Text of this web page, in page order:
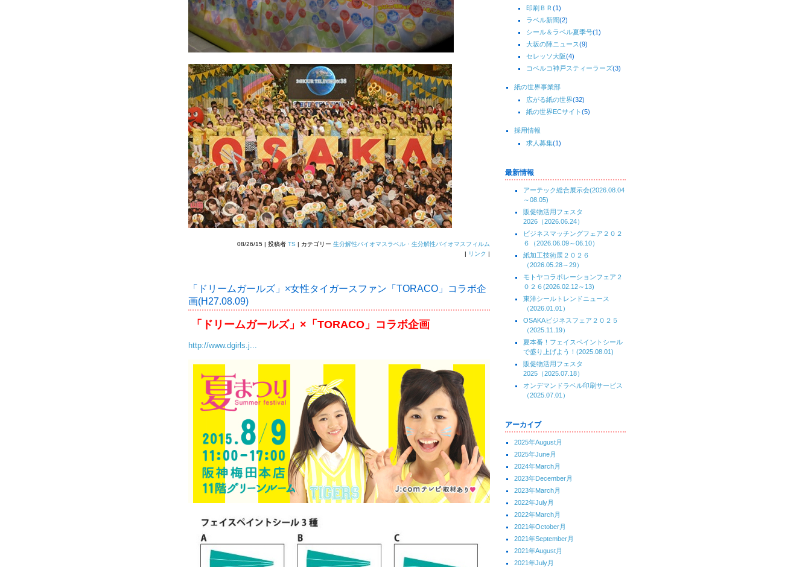
08/26/15 | 投稿者 TS | カテゴリー 生分解性バイオマスラベル・生分解性バイオマスフィルム
| リンク |
「ドリームガールズ」×女性タイガースファン「TORACO」コラボ企
画(H27.08.09)
「ドリームガールズ」×「TORACO」コラボ企画
http://www.dgirls.j...
印刷ＢＲ (1)
ラベル新聞(2)
シール＆ラベル夏季号(1)
大坂の陣ニュース(9)
セレッソ大阪(4)
コベルコ神戸スティーラーズ(3)
紙の世界事業部
広がる紙の世界(32)
紙の世界ECサイト(5)
採用情報
求人募集(1)
最新情報
アーテック総合展示会(2026.08.04
～08.05)
販促物活用フェスタ
2026（2026.06.24）
ビジネスマッチングフェア２０２
６（2026.06.09～06.10）
紙加工技術展２０２６
（2026.05.28～29）
モトヤコラボレーションフェア２
０２６(2026.02.12～13)
東洋シールトレンドニュース
（2026.01.01）
OSAKAビジネスフェア２０２５
（2025.11.19）
夏本番！フェイスペイントシール
で盛り上げよう！(2025.08.01)
販促物活用フェスタ
2025（2025.07.18）
オンデマンドラベル印刷サービス
（2025.07.01）
アーカイブ
2025年August月
2025年June月
2024年March月
2023年December月
2023年March月
2022年July月
2022年March月
2021年October月
2021年September月
2021年August月
2021年July月